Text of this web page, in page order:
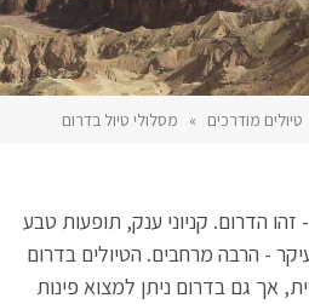
טיולים מודרכים » מסלולי טיול בדרום
הדרום. קניוני ענק, תופעות טבע
- הרבה מרחבים. הטיולים בדרום
אך גם בדרום ניתן למצוא פינות